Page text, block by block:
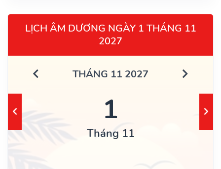
LỊCH ÂM DƯƠNG NGÀY 1 THÁNG 11
2027
THÁNG 11 2027
1
Tháng 11